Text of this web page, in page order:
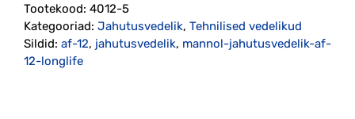
Longlife
–
40°C
(punane)
Tootekood: 4012-5
Kategooriad: Jahutusvedelik, Tehnilised vedelikud
Sildid: af-12, jahutusvedelik, mannol-jahutusvedelik-af-
12-longlife